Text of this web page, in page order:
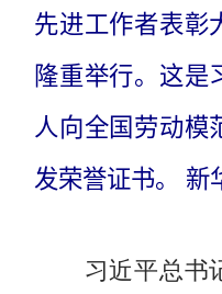
先进工作者表彰
隆重举行。这是
人向全国劳动模
发荣誉证书。 新
习近平总书